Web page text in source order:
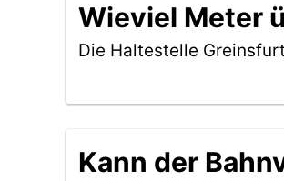
Wieviel Meter
Die Haltestelle
Kann der